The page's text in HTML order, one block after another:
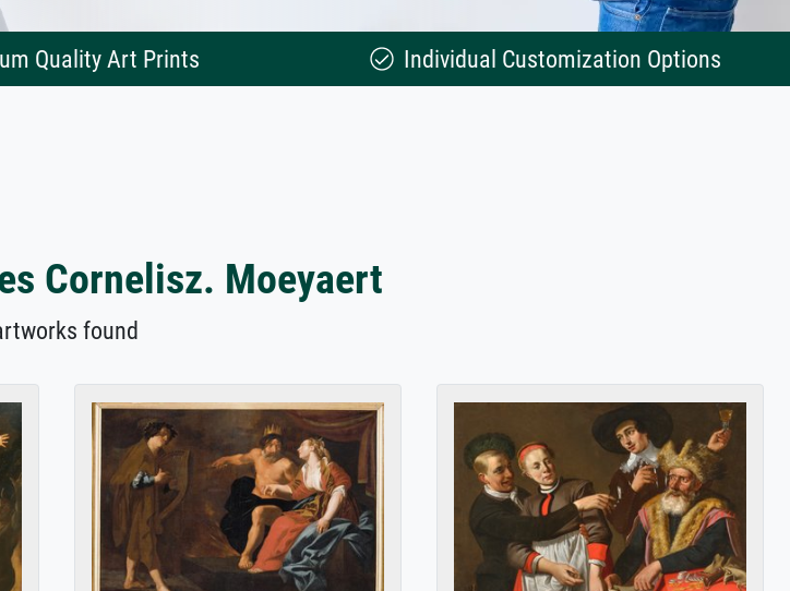
Quality Art Prints Individual Customization Options
Cornelisz. Moeyaert
found